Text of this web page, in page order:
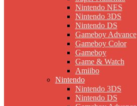
Nintendo NES
Nintendo 3DS
Nintendo DS
Gameboy Advance
Gameboy Color
Gameboy
Game & Watch
Amiibo
Nintendo
Nintendo 3DS
Nintendo DS